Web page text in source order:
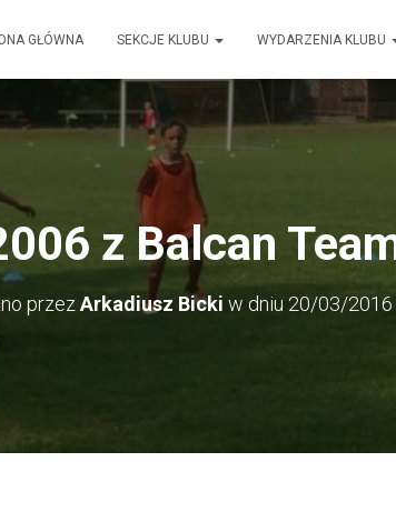
GŁÓWNA SEKCJE KLUBU WYDARZENIA KLUBU
z Balcan
przez Arkadiusz Bicki w dniu 20/03/2016